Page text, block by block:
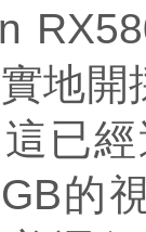
地開
已
的